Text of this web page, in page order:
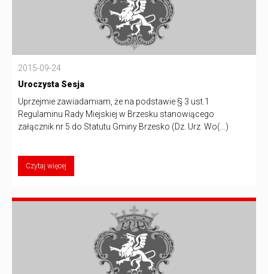
2015-09-24
Uroczysta Sesja
Uprzejmie zawiadamiam, że na podstawie § 3 ust.1
Regulaminu Rady Miejskiej w Brzesku stanowiącego
załącznik nr 5 do Statutu Gminy Brzesko (Dz. Urz. Wo(...)
Czytaj więcej